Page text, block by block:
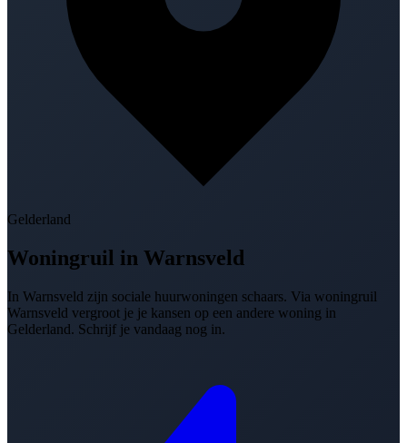
Gelderland
Woningruil in Warnsveld
In Warnsveld zijn sociale huurwoningen schaars. Via woningruil
Warnsveld vergroot je je kansen op een andere woning in
Gelderland. Schrijf je vandaag nog in.